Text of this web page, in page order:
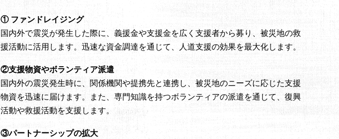
① ファンドレイジング
国内外で震災が発生した際に、義援金や支援金を広く支援者から募り、被災地の救
援活動に活用します。迅速な資金調達を通じて、人道支援の効果を最大化します。
②支援物資やボランティア派遣
国内外の震災発生時に、関係機関や提携先と連携し、被災地のニーズに応じた支援
物資を迅速に届けます。また、専門知識を持つボランティアの派遣を通じて、復興
活動や救援活動を支援します。
③パートナーシップの拡大